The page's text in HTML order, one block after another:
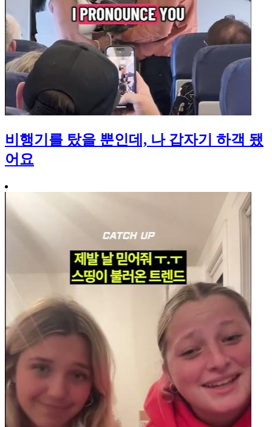
비행기를 탔을 뿐인데, 나 갑자기 하객 됐
어요